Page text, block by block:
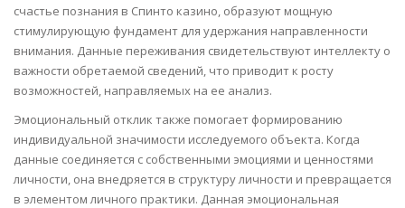
счастье познания в Спинто казино, образуют мощную
стимулирующую фундамент для удержания направленности
внимания. Данные переживания свидетельствуют интеллекту о
важности обретаемой сведений, что приводит к росту
возможностей, направляемых на ее анализ.
Эмоциональный отклик также помогает формированию
индивидуальной значимости исследуемого объекта. Когда
данные соединяется с собственными эмоциями и ценностями
личности, она внедряется в структуру личности и превращается
в элементом личного практики. Данная эмоциональная